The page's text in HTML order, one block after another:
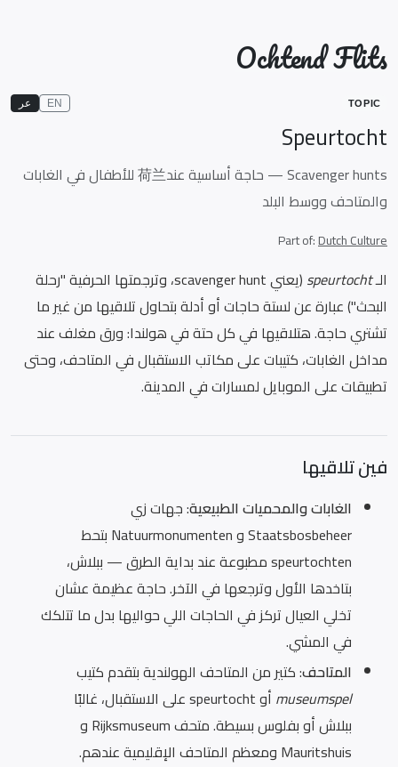
Ochtend Flits
TOPIC
EN عر
Speurtocht
Scavenger hunts — حاجة أساسية عند荷兰 للأطفال في الغابات
والمتاحف ووسط البلد
Part of:Dutch Culture
الـspeurtocht
(يعني scavenger hunt، وترجمتها الحرفية "رحلة
البحث") عبارة عن لستة حاجات أو أدلة بتحاول تلاقيها من غير ما
تشتري حاجة. هتلاقيها في كل حتة في هولندا: ورق مغلف عند
مداخل الغابات، كتيبات على مكاتب الاستقبال في المتاحف، وحتى
تطبيقات على الموبايل لمسارات في المدينة.
فين تلاقيها
الغابات والمحميات الطبيعية: جهات زي
Staatsbosbeheer و Natuurmonumenten بتحط
speurtochten مطبوعة عند بداية الطرق — ببلاش،
بتاخدها الأول وترجعها في الآخر. حاجة عظيمة عشان
تخلي العيال تركز في الحاجات اللي حواليها بدل ما تتلكك
في المشي.
المتاحف: كتير من المتاحف الهولندية بتقدم كتيب
museumspel
أو speurtocht على الاستقبال، غالبًا
ببلاش أو بفلوس بسيطة. متحف Rijksmuseum و
Mauritshuis ومعظم المتاحف الإقليمية عندهم.